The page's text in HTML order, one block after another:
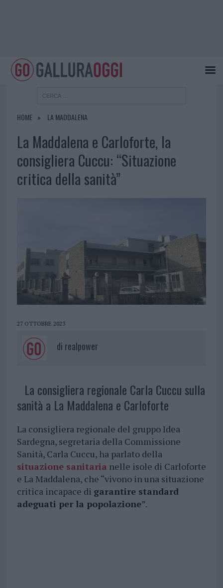
HOME LA MADDALENA
La Maddalena e Carloforte, la
consigliera Cuccu: “Situazione
critica della sanità”
27 OTTOBRE 2023
di realpower
La consigliera regionale Carla Cuccu sulla
sanità a La Maddalena e Carloforte
La consigliera regionale del gruppo Idea
Sardegna, segretaria della Commissione
Sanità, Carla Cuccu, ha parlato della
situazione sanitaria nelle isole di Carloforte
e La Maddalena, che “vivono in una situazione
critica incapace di garantire standard
adeguati per la popolazione”.